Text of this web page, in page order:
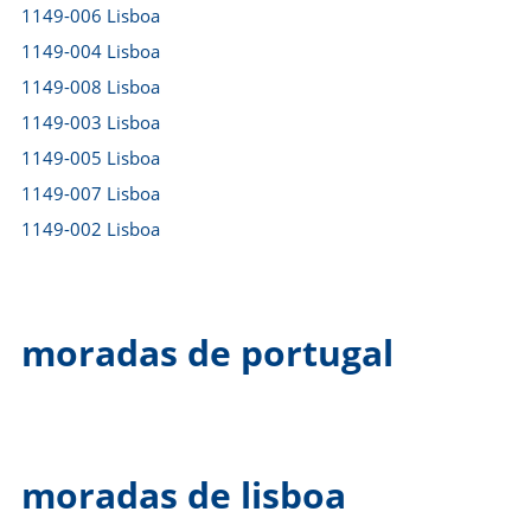
1149-006 Lisboa
1149-004 Lisboa
1149-008 Lisboa
1149-003 Lisboa
1149-005 Lisboa
1149-007 Lisboa
1149-002 Lisboa
moradas de portugal
moradas de lisboa